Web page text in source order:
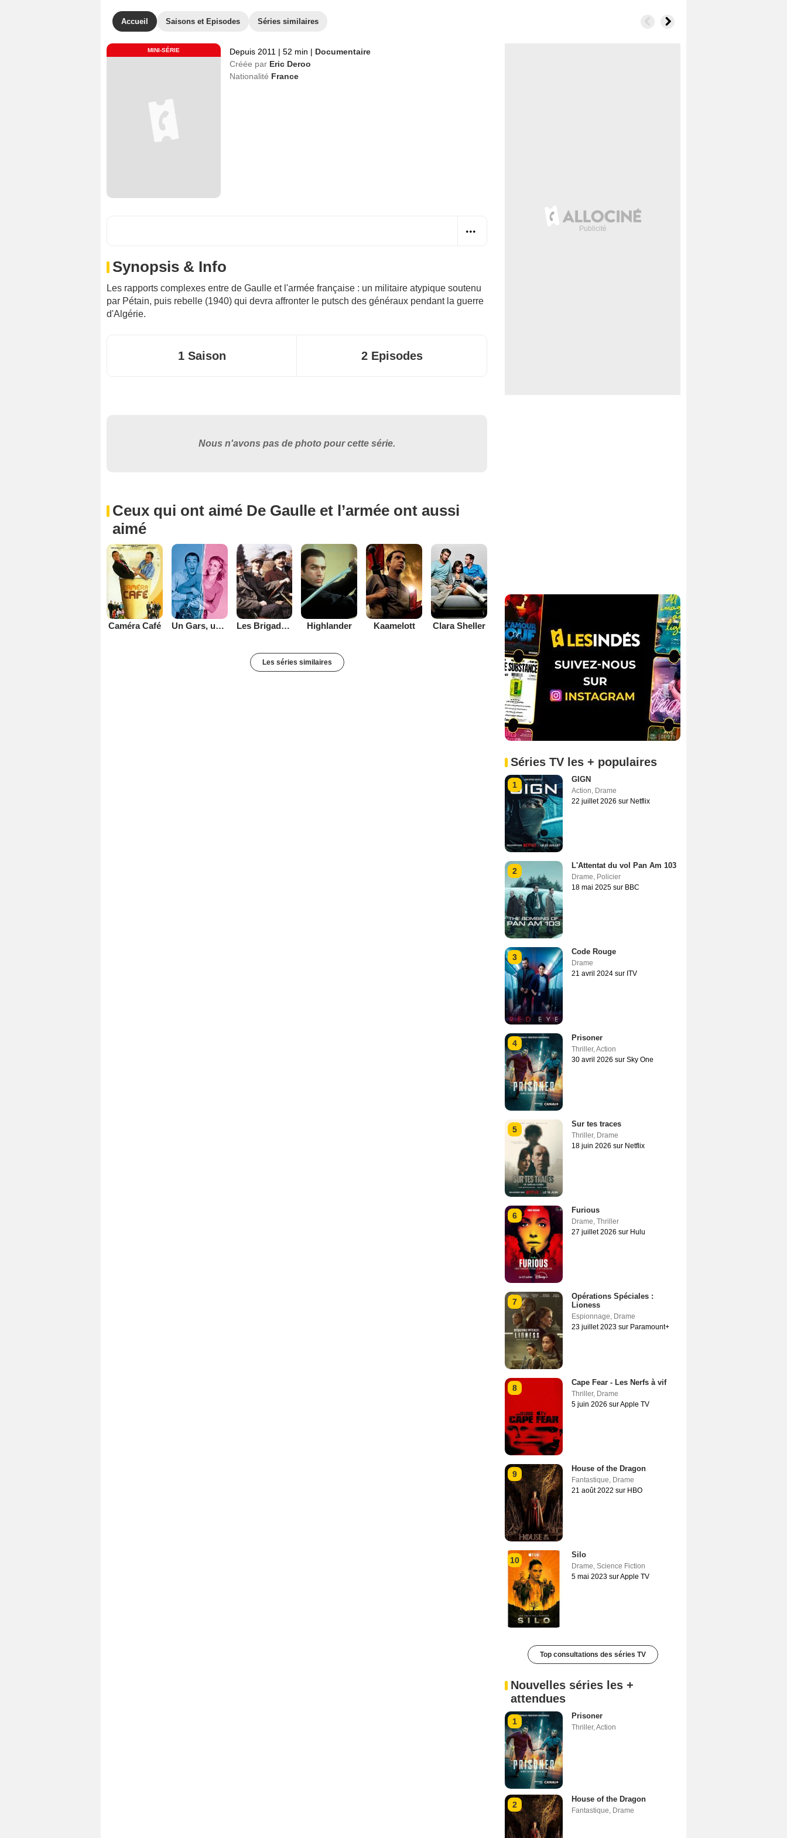
Accueil Saisons et Episodes Séries similaires
MINI-SÉRIE Depuis 2011 | 52 min | Documentaire
Créée par Eric Deroo
Nationalité France
Synopsis & Info
Les rapports complexes entre de Gaulle et l'armée française : un militaire atypique soutenu
par Pétain, puis rebelle (1940) qui devra affronter le putsch des généraux pendant la guerre
d'Algérie.
1 Saison 2 Episodes
Nous n'avons pas de photo pour cette série.
Ceux qui ont aimé De Gaulle et l’armée ont aussi
aimé
Caméra Café Un Gars, une Fille Les Brigades du Tigre Highlander Kaamelott Clara Sheller
Les séries similaires
Séries TV les + populaires
1
GIGN
Action, Drame
22 juillet 2026 sur Netflix
2
L'Attentat du vol Pan Am 103
Drame, Policier
18 mai 2025 sur BBC
3
Code Rouge
Drame
21 avril 2024 sur ITV
4
Prisoner
Thriller,Action
30 avril 2026 sur Sky One
5
Sur tes traces
Thriller, Drame
18 juin 2026 sur Netflix
6
Furious
Drame, Thriller
27 juillet 2026 sur Hulu
7
Opérations Spéciales :
Lioness
Espionnage, Drame
23 juillet 2023 sur Paramount+
8
Cape Fear - Les Nerfs à vif
Thriller, Drame
5 juin 2026 sur Apple TV
9
House of the Dragon
Fantastique, Drame
21 août 2022 sur HBO
10
Silo
Drame, Science Fiction
5 mai 2023 sur Apple TV
Top consultations des séries TV
Nouvelles séries les +
attendues
1
Prisoner
Thriller,Action
2
House of the Dragon
Fantastique, Drame